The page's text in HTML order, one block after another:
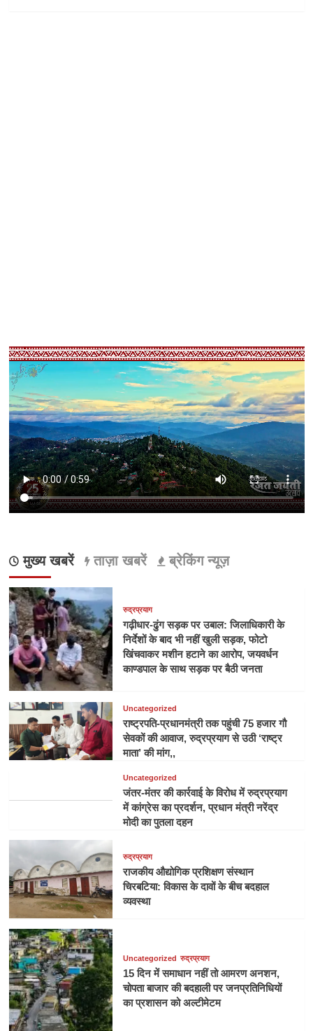
मुख्य खबरें ताज़ा खबरें ब्रेकिंग न्यूज़
रुद्रप्रयाग
गढ़ीधार-ढुंग सड़क पर उबाल: जिलाधिकारी के
निर्देशों के बाद भी नहीं खुली सड़क, फोटो
खिंचवाकर मशीन हटाने का आरोप, जयवर्धन
काण्डपाल के साथ सड़क पर बैठी जनता
Uncategorized
राष्ट्रपति-प्रधानमंत्री तक पहुंची 75 हजार गौ
सेवकों की आवाज, रुद्रप्रयाग से उठी ‘राष्ट्र
माता’ की मांग,,
Uncategorized
जंतर-मंतर की कार्रवाई के विरोध में रुद्रप्रयाग
में कांग्रेस का प्रदर्शन, प्रधान मंत्री नरेंद्र
मोदी का पुतला दहन
रुद्रप्रयाग
राजकीय औद्योगिक प्रशिक्षण संस्थान
चिरबटिया: विकास के दावों के बीच बदहाल
व्यवस्था
Uncategorized रुद्रप्रयाग
15 दिन में समाधान नहीं तो आमरण अनशन,
चोपता बाजार की बदहाली पर जनप्रतिनिधियों
का प्रशासन को अल्टीमेटम